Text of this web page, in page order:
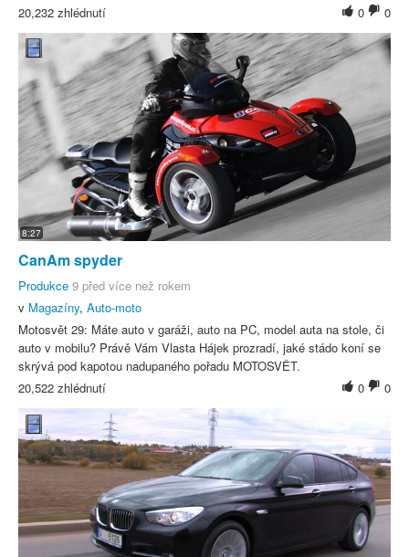
0
0
20,232 zhlédnutí
8:27
CanAm spyder
Produkce 9 před více než rokem
v Magazíny, Auto-moto
Motosvět 29: Máte auto v garáži, auto na PC, model auta na stole, či
auto v mobilu? Právě Vám Vlasta Hájek prozradí, jaké stádo koní se
skrývá pod kapotou nadupaného pořadu MOTOSVĚT.
0
0
20,522 zhlédnutí